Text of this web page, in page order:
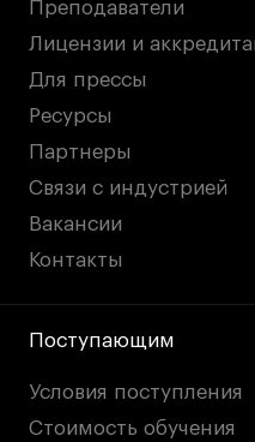
Преподаватели
Лицензии и
Для прессы
Ресурсы
Партнеры
Связи с индустрией
Вакансии
Контакты
Поступающим
Условия поступления
Стоимость обучения